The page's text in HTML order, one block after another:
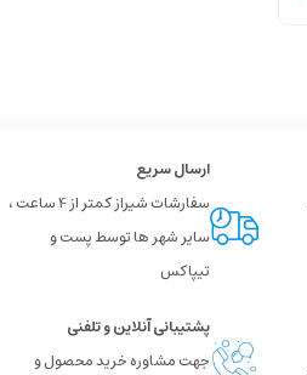
ارسال سریع
سفارشات شیراز کمتر از 4 ساعت ،
سایر شهر ها توسط پست و
تیپاکس
پشتیبانی آنلاین و تلفنی
جهت مشاوره خرید محصول و